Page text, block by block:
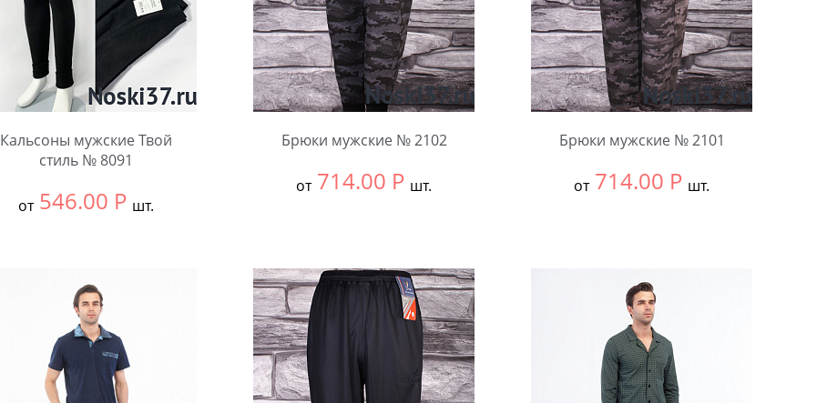
Кальсоны мужские Твой
стиль № 8091
от 546.00 Р шт.
Брюки мужские № 2102
от 714.00 Р шт.
Количество:
Брюки мужские № 2101
от 714.00 Р шт.
Количество: